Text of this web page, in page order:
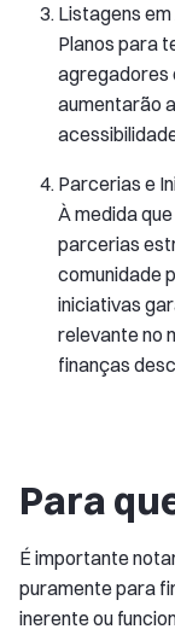
Listagens
Planos para
agregadores
aumentarão
Parcerias e
À medida
parcerias
comunidade
iniciativas
relevante no
finanças
Para
É importante
puramente para
inerente ou